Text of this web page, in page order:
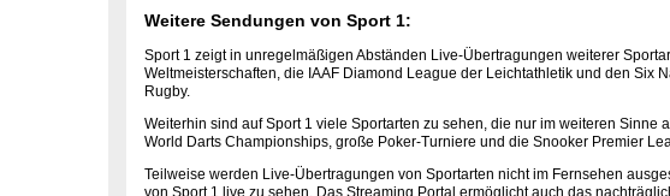
Weitere Sendungen von Sport 1:
Sport 1 zeigt in unregelmäßigen Abständen Live-Übertragungen weiterer
Weltmeisterschaften, die IAAF Diamond League der Leichtathletik und den Six
Rugby.
Weiterhin sind auf Sport 1 viele Sportarten zu sehen, die nur im weiteren Sinne
World Darts Championships, große Poker-Turniere und die Snooker Premier
Teilweise werden Live-Übertragungen von Sportarten nicht im Fernsehen
von Sport 1 live zu sehen. Das Streaming Portal ermöglicht auch das